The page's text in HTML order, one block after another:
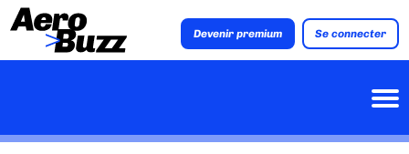
Devenir premium Se connecter